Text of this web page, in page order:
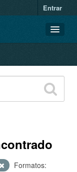
Entrar
Formatos: